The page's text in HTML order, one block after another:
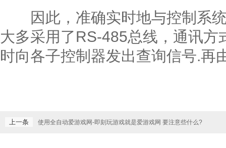
因此，准确实时地与控制系统
大多采用了RS-485总线，通讯
时向各子控制器发出查询信号.再
上一条 使用全自动爱游戏网-即刻玩游戏就是爱游戏网 要注意些什么?